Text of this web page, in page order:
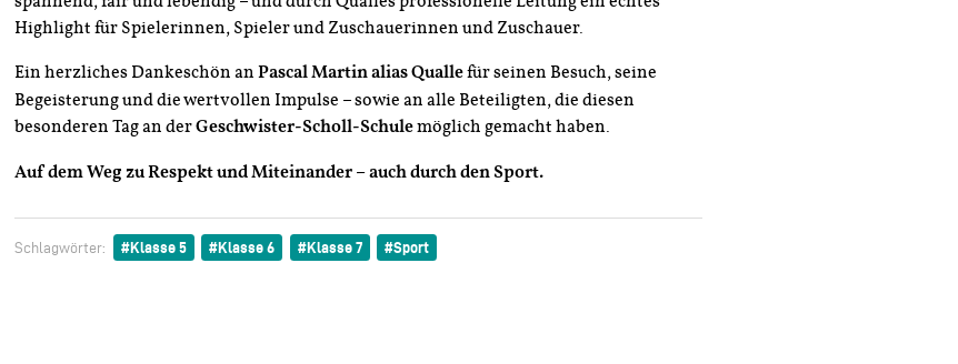
Highlight für Spielerinnen, Spieler und Zuschauerinnen und Zuschauer.
Ein herzliches Dankeschön anPascal Martin alias Quallefür seinen Besuch, seine
Begeisterung und die wertvollen Impulse – sowie an alle Beteiligten, die diesen
besonderen Tag an derGeschwister-Scholl-Schulemöglich gemacht haben.
Auf dem Weg zu Respekt und Miteinander – auch durch den Sport.
Schlagwörter: Klasse 5 Klasse 6 Klasse 7 Sport